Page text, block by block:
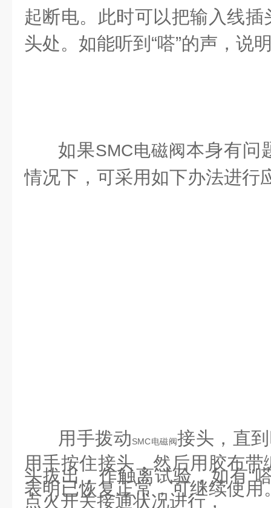
起断电。此时可以把输入线
头处。如能听到“嗒”的声，说
如果SMC电磁阀本身有问
情况下，可采用如下办法进行
用手拨动SMC电磁阀接头，直
用手按住接头，然后用胶布带
头拔出，作触离试验，如有“
表明已恢复正常，可继续使用
点火开关接通状况进行，